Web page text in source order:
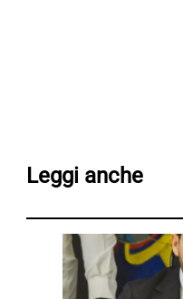
Leggi anche